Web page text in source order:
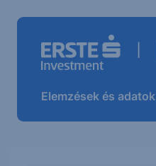
Elemzések és adatok